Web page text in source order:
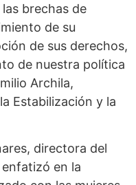
brechas de
de su
de sus derechos,
de nuestra política
Archila,
Estabilización y la
directora del
en la